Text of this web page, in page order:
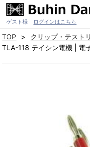
ゲスト様 ログインはこちら
TOP クリップ・テスト
TLA-118 テイシン電機 | 電